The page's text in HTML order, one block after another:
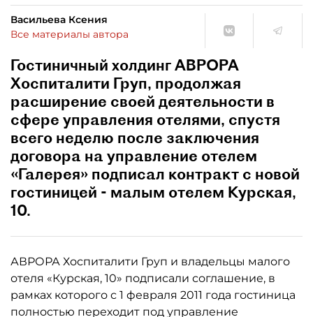
Васильева Ксения
Все материалы автора
Гостиничный холдинг АВРОРА
Хоспиталити Груп, продолжая
расширение своей деятельности в
сфере управления отелями, спустя
всего неделю после заключения
договора на управление отелем
«Галерея» подписал контракт с новой
гостиницей - малым отелем Курская,
10.
АВРОРА Хоспиталити Груп и владельцы малого
отеля «Курская, 10» подписали соглашение, в
рамках которого с 1 февраля 2011 года гостиница
полностью переходит под управление